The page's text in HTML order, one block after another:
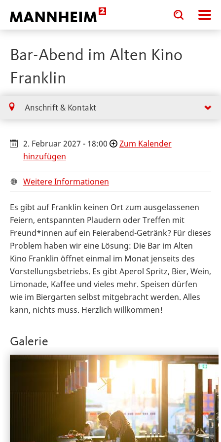
Toggle
search
input
Toggle
search
input
Bar-Abend im Alten Kino
Franklin
Anschrift & Kontakt
2. Februar 2027 - 18:00
Zum Kalender
hinzufügen
Weitere Informationen
Es gibt auf Franklin keinen Ort zum ausgelassenen
Feiern, entspannten Plaudern oder Treffen mit
Freund*innen auf ein Feierabend-Getränk? Für dieses
Problem haben wir eine Lösung: Die Bar im Alten
Kino Franklin öffnet einmal im Monat jenseits des
Vorstellungsbetriebs. Es gibt Aperol Spritz, Bier, Wein,
Limonade, Kaffee und vieles mehr. Speisen dürfen
wie im Biergarten selbst mitgebracht werden. Alles
kann, nichts muss. Herzlich willkommen!
Galerie